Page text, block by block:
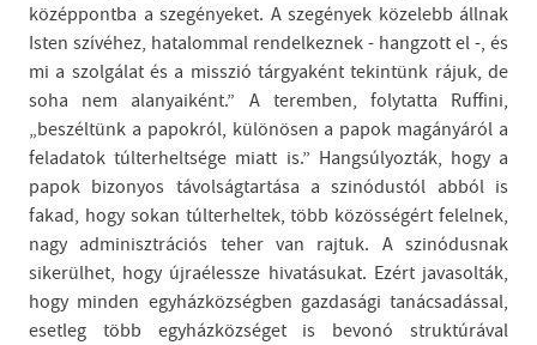
középpontba a szegényeket. A szegények közelebb állnak
Isten szívéhez, hatalommal rendelkeznek - hangzott el -, és
mi a szolgálat és a misszió tárgyaként tekintünk rájuk, de
soha nem alanyaiként.” A teremben, folytatta Ruffini,
„beszéltünk a papokról, különösen a papok magányáról a
feladatok túlterheltsége miatt is.” Hangsúlyozták, hogy a
papok bizonyos távolságtartása a szinódustól abból is
fakad, hogy sokan túlterheltek, több közösségért felelnek,
nagy adminisztrációs teher van rajtuk. A szinódusnak
sikerülhet, hogy újraélessze hivatásukat. Ezért javasolták,
hogy minden egyházközségben gazdasági tanácsadással,
esetleg több egyházközséget is bevonó struktúrával